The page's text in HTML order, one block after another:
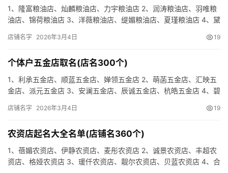
1、隆富粮油店、灿麟粮油店、力宇粮油店 2、润涛粮油店、羽唯粮
油店、锦荷粮油店 3、洋薇粮油店、缇媚粮油店、夏瑾粮油店 4、黛
店铺名字 2026年3月4日 19
个体户五金店取名(店名300个)
1、利承五金店、顺蓝五金店、婵领五金店 2、萌菡五金店、汇映五
金店、派元五金店 3、安澜五金店、辰诚五金店、杭皓五金店 4、碧
店铺名字 2026年3月4日 19
农资店起名大全名单(店铺名360个)
1、蓓媚农资店、伊静农资店、麦彤农资店 2、诚景农资店、丰超农
资店、格娅农资店 3、瑗仟农资店、靓尔农资店、贝蓝农资店 4、合